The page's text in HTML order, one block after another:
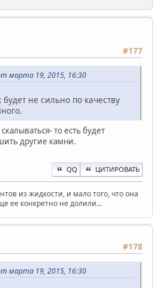
#177
марта 19, 2015, 16:30
не сильно по качеству
то есть будет
другие камни.
QQ ЦИТИРОВАТЬ
из жидкости, и мало того, что она
ее конкретно не долили...
#178
марта 19, 2015, 16:30